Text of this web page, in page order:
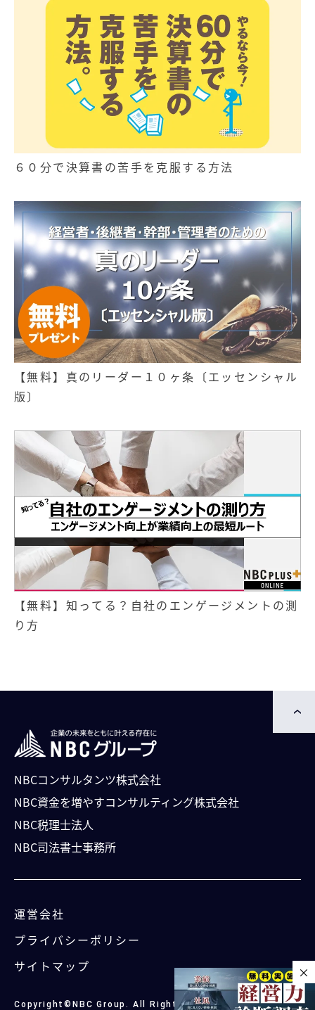
×
６０分で決算書の苦手を克服する方法
【無料】真のリーダー１０ヶ条〔エッセンシャル
版〕
【無料】知ってる？自社のエンゲージメントの測
り方
NBCコンサルタンツ株式会社
NBC資⾦を増やすコンサルティング株式会社
NBC税理士法人
NBC司法書⼠事務所
運営会社
プライバシーポリシー
サイトマップ
Copyright©NBC Group. All Rights Reserved.